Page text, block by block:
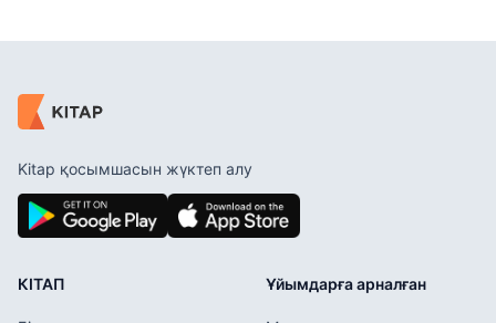
Kitap қосымшасын жүктеп алу
КІТАП Ұйымдарға арналған